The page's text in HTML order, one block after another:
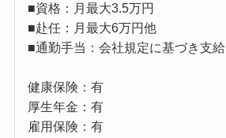
■資格：月最大3.5万円
■赴任：月最大6万円他
■通勤手当：会社規定に基づき支給
健康保険：有
厚生年金：有
雇用保険：有